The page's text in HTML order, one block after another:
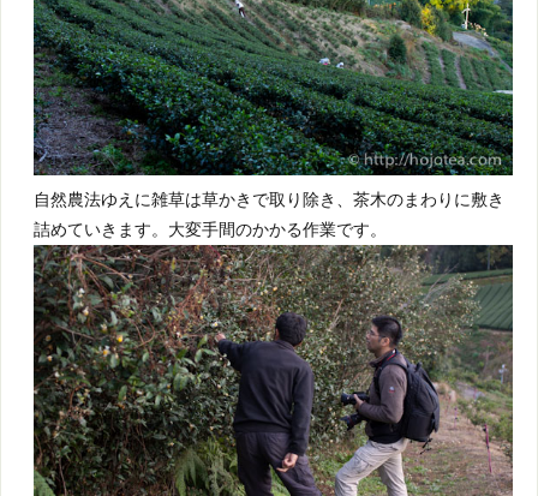
自然農法ゆえに雑草は草かきで取り除き、茶木のまわりに敷き
詰めていきます。大変手間のかかる作業です。